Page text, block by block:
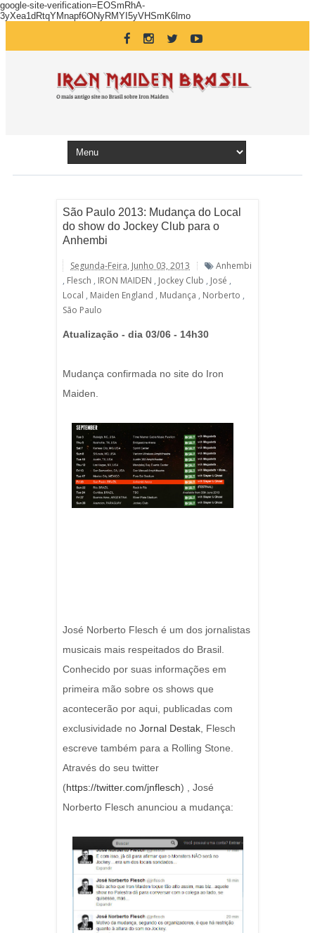
google-site-verification=EOSmRhA-
3yXea1dRtqYMnapf6ONyRMYI5yVHSmK6lmo
São Paulo 2013: Mudança do Local
do show do Jockey Club para o
Anhembi
Segunda-Feira, Junho 03, 2013
Anhembi
, Flesch , IRON MAIDEN , Jockey Club , José ,
Local , Maiden England , Mudança , Norberto ,
São Paulo
Atualização - dia 03/06 - 14h30
Mudança confirmada no site do Iron
Maiden.
José Norberto Flesch é um dos jornalistas
musicais mais respeitados do Brasil.
Conhecido por suas informações em
primeira mão sobre os shows que
acontecerão por aqui, publicadas com
exclusividade no Jornal Destak , Flesch
escreve também para a Rolling Stone.
Através do seu twitter
(https://twitter.com/jnflesch) , José
Norberto Flesch anunciou a mudança: